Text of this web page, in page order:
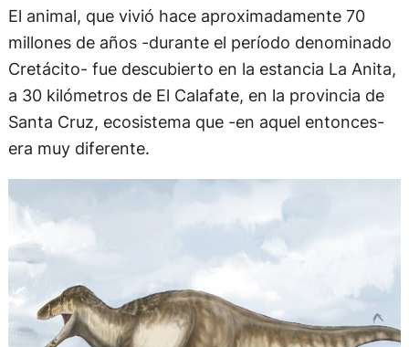
El animal, que vivió hace aproximadamente 70
millones de años -durante el período denominado
Cretácito- fue descubierto en la estancia La Anita,
a 30 kilómetros de El Calafate, en la provincia de
Santa Cruz, ecosistema que -en aquel entonces-
era muy diferente.